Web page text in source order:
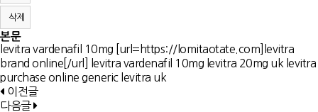
삭제
본문
levitra vardenafil 10mg [url=https://lomitaotate.com]levitra
brand online[/url] levitra vardenafil 10mg levitra 20mg uk levitra
purchase online generic levitra uk
이전글
다음글